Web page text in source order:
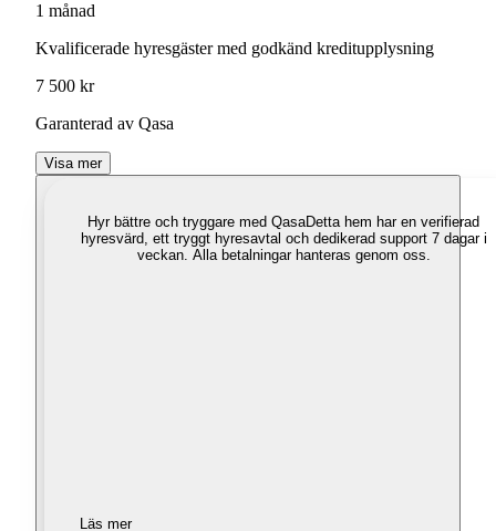
1 månad
Kvalificerade hyresgäster med godkänd kreditupplysning
7 500 kr
Garanterad av Qasa
Visa mer
Hyr bättre och tryggare med QasaDetta hem har en verifierad
hyresvärd, ett tryggt hyresavtal och dedikerad support 7 dagar i
veckan. Alla betalningar hanteras genom oss.
Läs mer